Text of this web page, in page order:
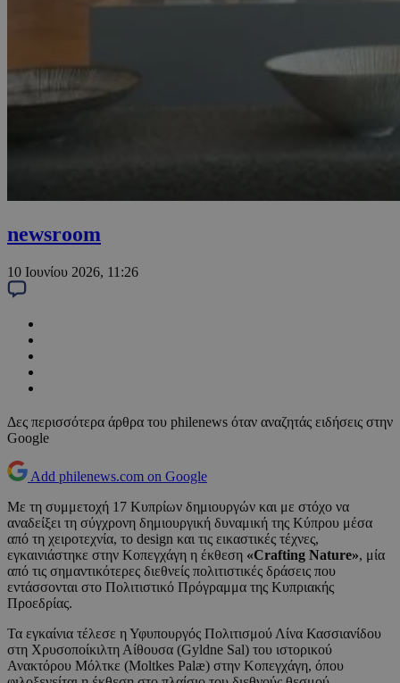
newsroom
10 Ιουνίου 2026, 11:26
Δες περισσότερα άρθρα του philenews όταν αναζητάς ειδήσεις στην
Google
Add philenews.com on Google
Με τη συμμετοχή 17 Κυπρίων δημιουργών και με στόχο να
αναδείξει τη σύγχρονη δημιουργική δυναμική της Κύπρου μέσα
από τη χειροτεχνία, το design και τις εικαστικές τέχνες,
εγκαινιάστηκε στην Κοπεγχάγη η έκθεση «Crafting Nature», μία
από τις σημαντικότερες διεθνείς πολιτιστικές δράσεις που
εντάσσονται στο Πολιτιστικό Πρόγραμμα της Κυπριακής
Προεδρίας.
Τα εγκαίνια τέλεσε η Υφυπουργός Πολιτισμού Λίνα Κασσιανίδου
στη Χρυσοποίκιλτη Αίθουσα (Gyldne Sal) του ιστορικού
Ανακτόρου Μόλτκε (Moltkes Palæ) στην Κοπεγχάγη, όπου